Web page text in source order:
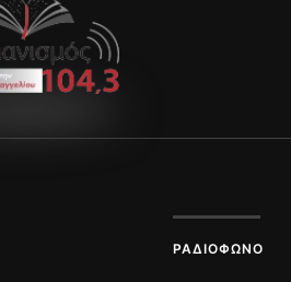
ΡΑΔΙΌΦΩΝΟ